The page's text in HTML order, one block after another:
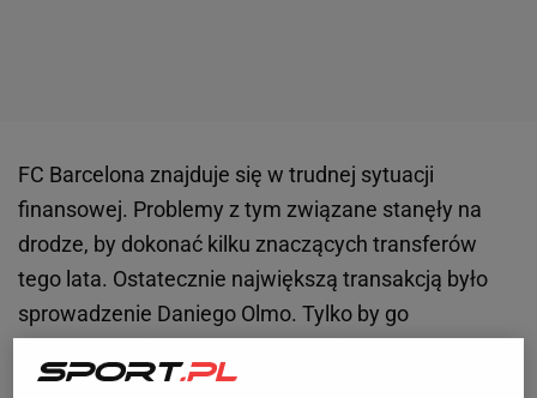
FC Barcelona znajduje się w trudnej sytuacji
finansowej. Problemy z tym związane stanęły na
drodze, by dokonać kilku znaczących transferów
tego lata. Ostatecznie największą transakcją było
sprowadzenie Daniego Olmo. Tylko by go
zawodników. Mowa m.in. o Ilkayu Guendoganie.